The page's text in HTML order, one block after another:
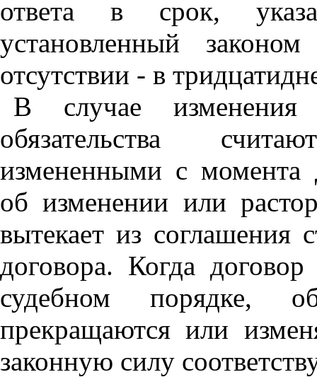
ответа в срок,
установленный
отсутствии - в
В случае изменения
обязательства
измененными с момента
об изменении или
вытекает из соглашения
договора. Когда
судебном порядке,
прекращаются или
законную силу